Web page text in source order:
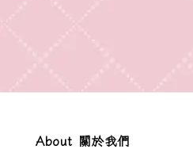
About 關於我們